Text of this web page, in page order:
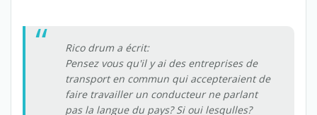
Rico drum a écrit:
Pensez vous qu'il y ai des entreprises de
transport en commun qui accepteraient de
faire travailler un conducteur ne parlant
pas la langue du pays? Si oui lesqulles?